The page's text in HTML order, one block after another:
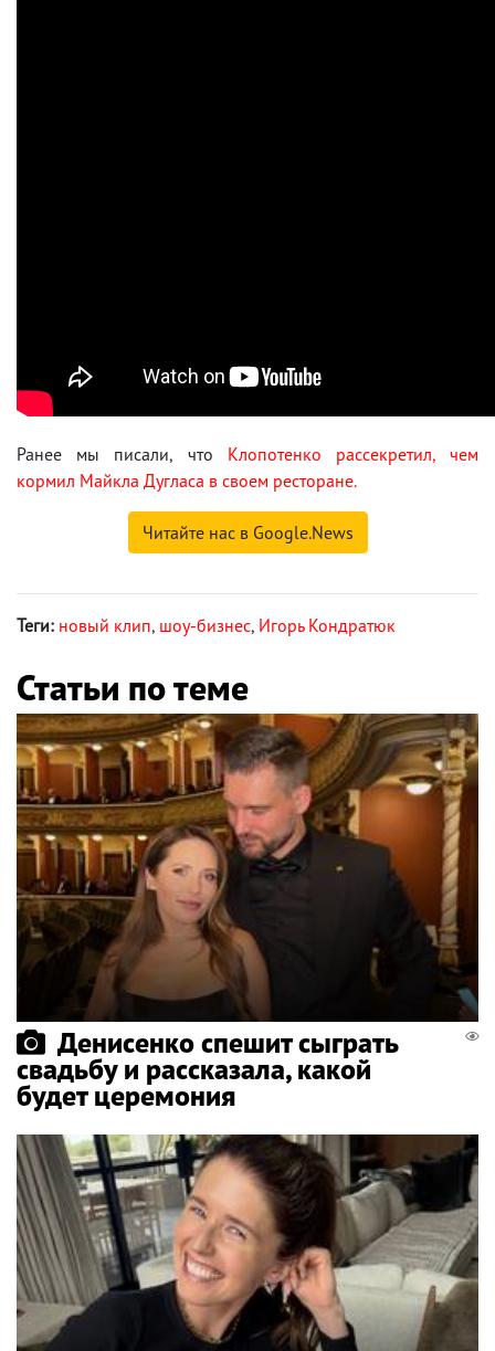
Ранее мы писали, что Клопотенко рассекретил, чем
кормил Майкла Дугласа в своем ресторане.
Читайте нас в Google.News
Теги: новый клип, шоу-бизнес, Игорь Кондратюк
Статьи по теме
Денисенко спешит сыграть
свадьбу и рассказала, какой
будет церемония